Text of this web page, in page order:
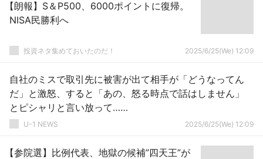
【朗報】S＆P500、6000ポイントに復帰。
NISA民勝利へ
投資ネタ集めておいたのだ！ 2025/6/25(We) 12:09
自社のミスで取引先に被害が出て相手が「どうなってん
だ」と激怒、すると「あの、怒る時点で話はしません」
とピシャリと言い放って……
U-1 NEWS 2025/6/25(We) 12:09
【参院選】比例代表、地獄の候補”四天王”が